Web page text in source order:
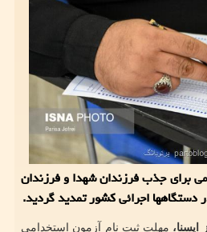
برای جذب فرزندان شهدا و فرزندان
مهلت ثبت نام آزمون استخدامی